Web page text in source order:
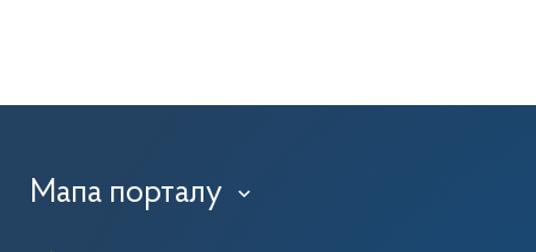
Мапа порталу ›